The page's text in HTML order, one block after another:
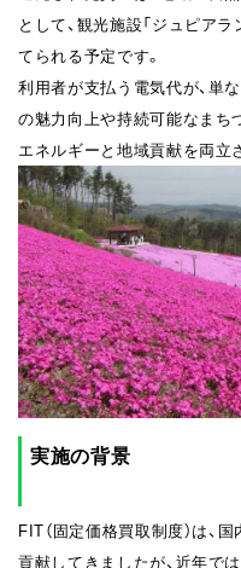
として、観光施設「ジュピア
てられる予定です。
利用者が支払う電気代が、単
の魅力向上や持続可能なまち
エネルギーと地域貢献を両立
実施
FIT（固定価格買取制度）は、
貢献してきましたが、近年で